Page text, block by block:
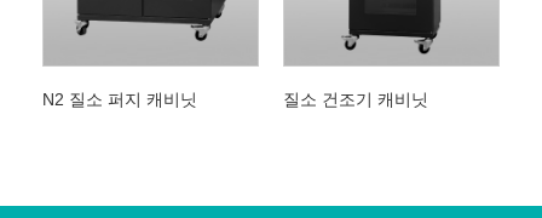
N2 질소 퍼지 캐비닛 질소 건조기 캐비닛